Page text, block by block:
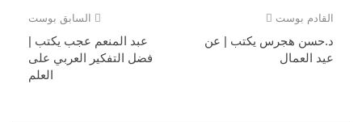
السابق بوست
عبد المنعم عجب يكتب |
فضل التفكير العربي على
العلم
القادم بوست
د.حسن هجرس يكتب | عن
عيد العمال